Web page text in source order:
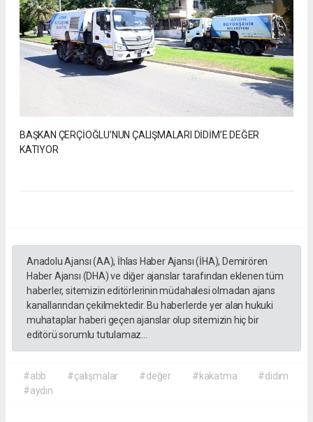
BAŞKAN ÇERÇİOĞLU’NUN ÇALIŞMALARI DİDİM’E DEĞER
KATIYOR
Anadolu Ajansı (AA), İhlas Haber Ajansı (İHA), Demirören
Haber Ajansı (DHA) ve diğer ajanslar tarafından eklenen tüm
haberler, sitemizin editörlerinin müdahalesi olmadan ajans
kanallarından çekilmektedir. Bu haberlerde yer alan hukuki
muhataplar haberi geçen ajanslar olup sitemizin hiç bir
editörü sorumlu tutulamaz...
#abb #çalışmalar #değer #kakatma
#didim
#aydın